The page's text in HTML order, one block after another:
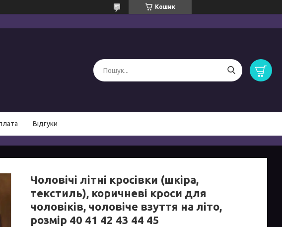
Кошик
Відгуки
Чоловічі літні кросівки (шкіра,
текстиль), коричневі кроси для
чоловіків, чоловіче взуття на літо,
розмір 40 41 42 43 44 45